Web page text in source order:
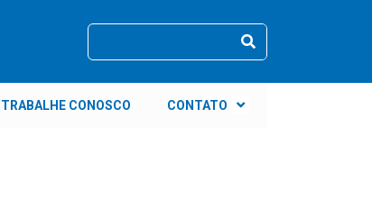
TRABALHE CONOSCO CONTATO